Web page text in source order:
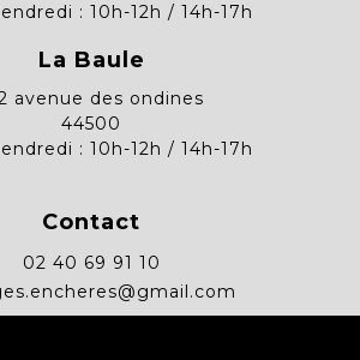
: 10h-12h / 14h-17h
La Baule
avenue des ondines
44500
: 10h-12h / 14h-17h
Contact
02 40 69 91 10